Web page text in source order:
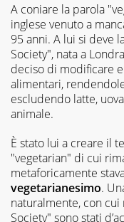
A coniare la parola
inglese venuto a
95 anni. A lui si deve
Society", nata a
deciso di modificare
alimentari,
escludendo latte,
animale.
È stato lui a creare il
"vegetarian" di cui
metaforicamente
vegetarianesimo.
naturalmente, con
Society" sono stati